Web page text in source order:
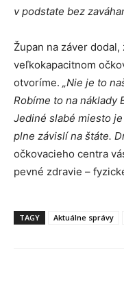
v podstate bez
Župan na záver
veľkokapacitnom
otvoríme. „Nie je to
Robíme to na náklady
Jediné slabé miesto
plne závislí na štáte.
očkovacieho centra
pevné zdravie –
TAGY Aktuálne správy